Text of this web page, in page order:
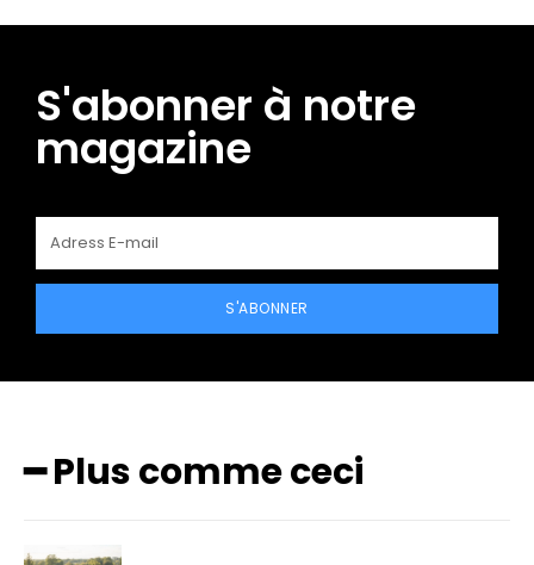
S'abonner à notre
magazine
S'ABONNER
━ Plus comme ceci